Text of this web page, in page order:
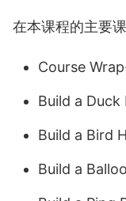
在本课程的主要
Course
Build a
Build a Bird
Build a